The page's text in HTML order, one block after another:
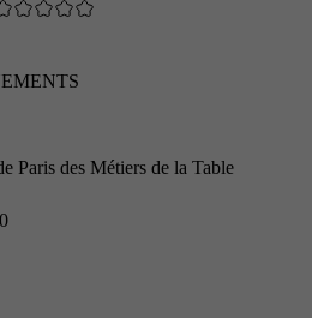
Paris des Métiers de la Table